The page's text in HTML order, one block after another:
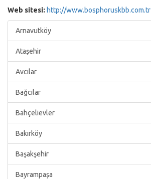
Web sitesi: http://www.bosphoruskbb.com.tr
Arnavutköy
Ataşehir
Avcılar
Bağcılar
Bahçelievler
Bakırköy
Başakşehir
Bayrampaşa